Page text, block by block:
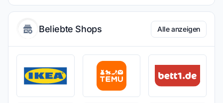
Beliebte Shops Alle anzeigen